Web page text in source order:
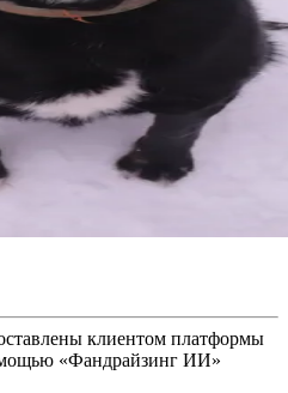
клиентом платформы
«Фандрайзинг ИИ»